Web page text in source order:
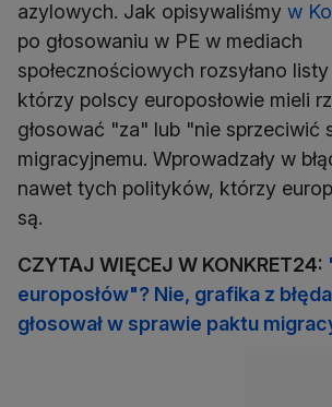
azylowych. Jak opisywaliśmy w
po głosowaniu w PE w mediach
społecznościowych rozsyłano
którzy polscy europosłowie mieli
głosować "za" lub "nie sprzeciwić
migracyjnemu. Wprowadzały w
nawet tych polityków, którzy
są.
CZYTAJ WIĘCEJ W KONKRET24:
europosłów"? Nie, grafika z
głosował w sprawie paktu